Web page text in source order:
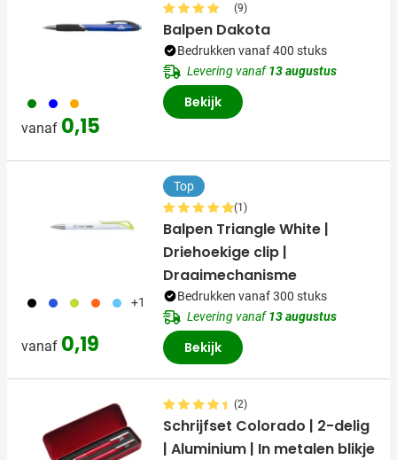
004 005 007
vanaf 0,15
(9)
Balpen Dakota
Bedrukken vanaf 400 stuks
Levering vanaf13 augustus
Bekijk
001 005 029 007 018 +1
vanaf 0,19
Top
(1)
Balpen Triangle White |
Driehoekige clip |
Draaimechanisme
Bedrukken vanaf 300 stuks
Levering vanaf13 augustus
Bekijk
(2)
Schrijfset Colorado | 2-delig
| Aluminium | In metalen blikje